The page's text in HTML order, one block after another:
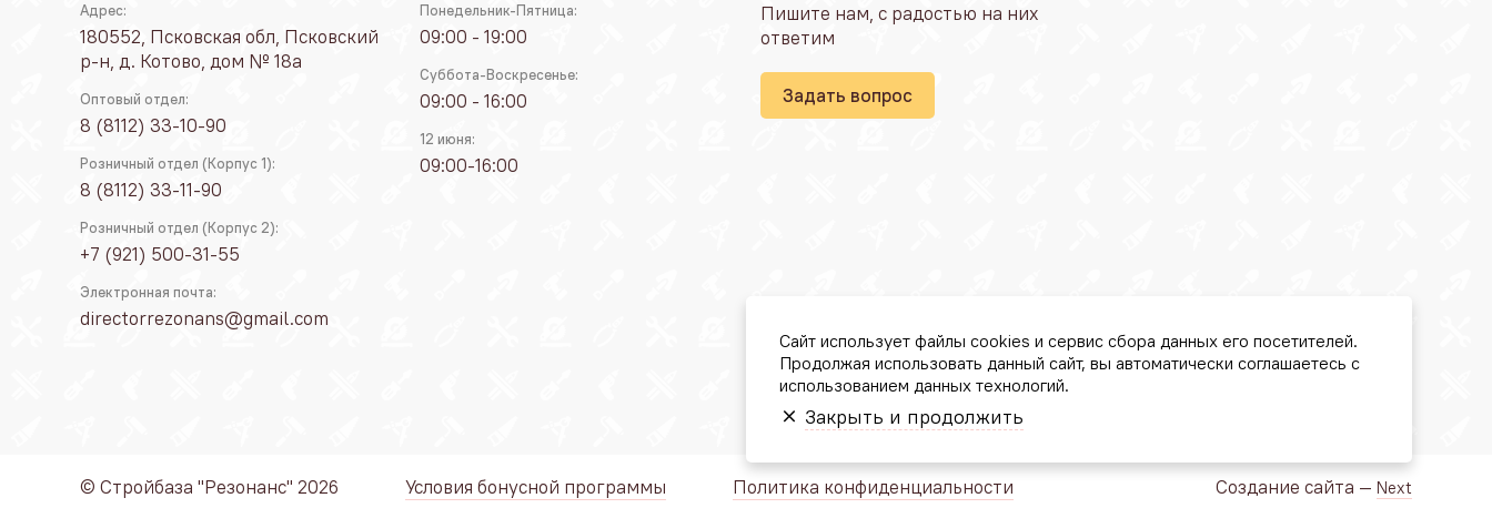
Адрес:
180552, Псковская обл, Псковский
р-н, д. Котово, дом № 18а
Оптовый отдел:
8 (8112) 33-10-90
Розничный отдел (Корпус 1):
8 (8112) 33-11-90
Розничный отдел (Корпус 2):
+7 (921) 500-31-55
Электронная почта:
directorrezonans@gmail.com
Понедельник-Пятница:
09:00 - 19:00
Суббота-Воскресенье:
09:00 - 16:00
12 июня:
09:00-16:00
Пишите нам, с радостью на них
ответим
Задать вопрос
© Стройбаза "Резонанс" 2026 Условия бонусной программы Политика конфиденциальности Создание сайта — Next
Сайт использует файлы cookies и сервис сбора данных его посетителей.
Продолжая использовать данный сайт, вы автоматически соглашаетесь с
использованием данных технологий.
Закрыть и продолжить